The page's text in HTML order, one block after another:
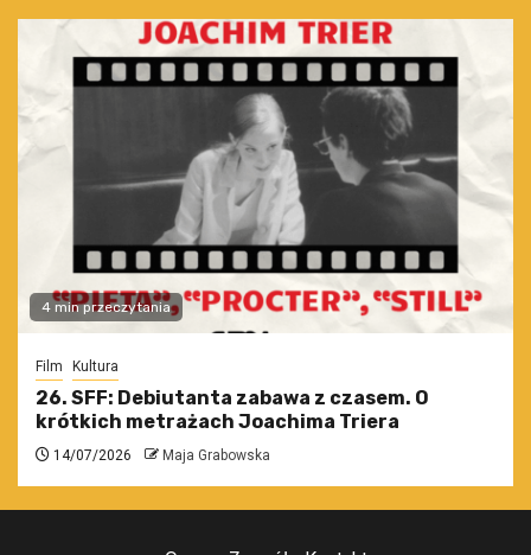
4 min przeczytania
Film Kultura
26. SFF: Debiutanta zabawa z czasem. O
krótkich metrażach Joachima Triera
14/07/2026 Maja Grabowska